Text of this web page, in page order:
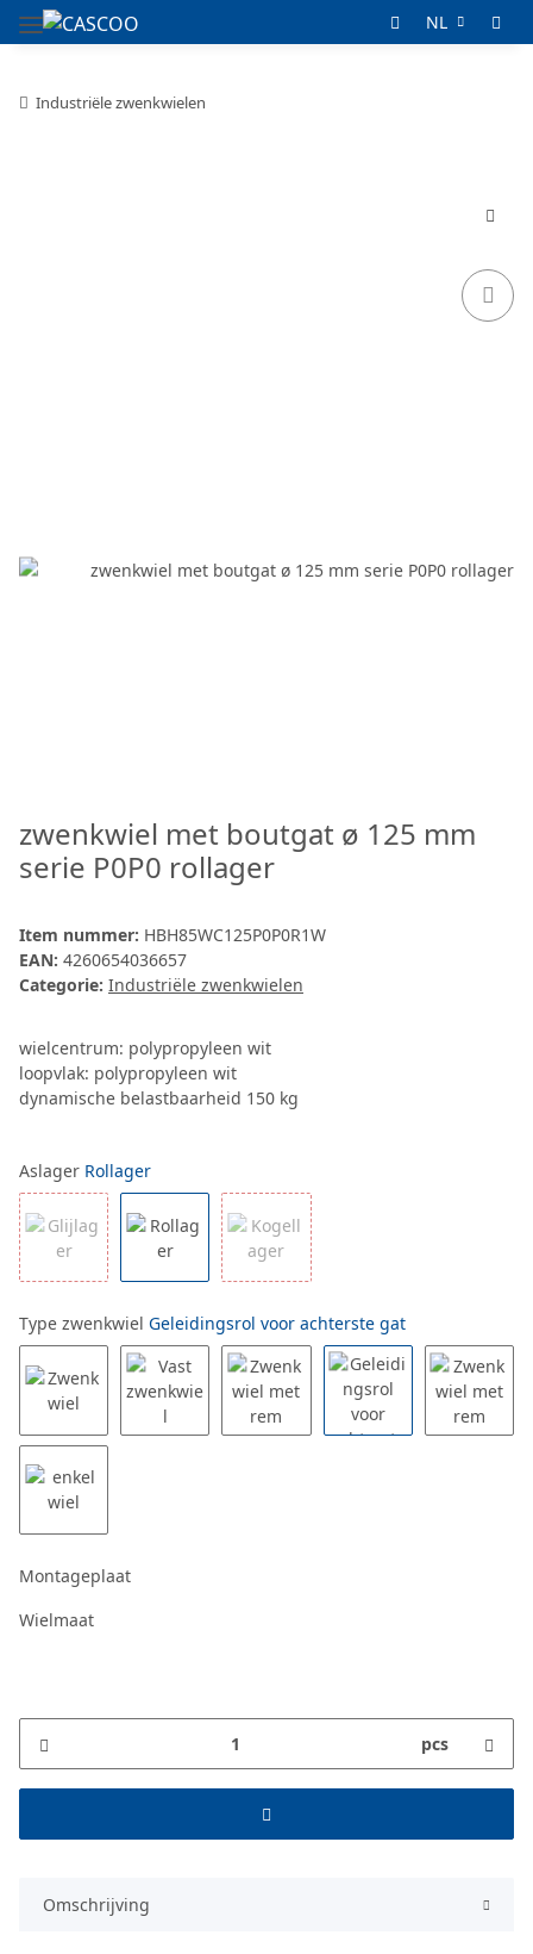
NL
Industriële zwenkwielen
zwenkwiel met boutgat ø 125 mm
serie P0P0 rollager
Item nummer: HBH85WC125P0P0R1W
EAN: 4260654036657
Categorie: Industriële zwenkwielen
wielcentrum: polypropyleen wit
loopvlak: polypropyleen wit
dynamische belastbaarheid 150 kg
Aslager Rollager
Type zwenkwiel Geleidingsrol voor achterste gat
Montageplaat
Wielmaat
pcs
Omschrijving